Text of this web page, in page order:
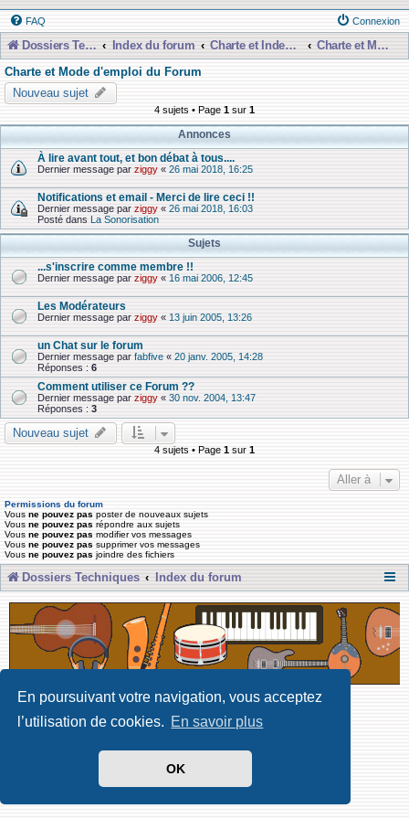
En poursuivant votre navigation, vous acceptez
l’utilisation de cookies. En savoir plus
OK
FAQ Connexion
Dossiers Techniques Index du forum Charte et Index du Forum
Charte et Mode d'emploi du Forum
Charte et Mode d'emploi du Forum
Nouveau sujet
4 sujets • Page 1 sur 1
Annonces
À lire avant tout, et bon débat à tous....
Dernier message par ziggy « 26 mai 2018, 16:25
Notifications et email - Merci de lire ceci !!
Dernier message par ziggy « 26 mai 2018, 16:03
Posté dans La Sonorisation
Sujets
...s'inscrire comme membre !!
Dernier message par ziggy « 16 mai 2006, 12:45
Les Modérateurs
Dernier message par ziggy « 13 juin 2005, 13:26
un Chat sur le forum
Dernier message par fabfive « 20 janv. 2005, 14:28
Réponses : 6
Comment utiliser ce Forum ??
Dernier message par ziggy « 30 nov. 2004, 13:47
Réponses : 3
Nouveau sujet
4 sujets • Page 1 sur 1
Aller à
Permissions du forum
Vous ne pouvez pas poster de nouveaux sujets
Vous ne pouvez pas répondre aux sujets
Vous ne pouvez pas modifier vos messages
Vous ne pouvez pas supprimer vos messages
Vous ne pouvez pas joindre des fichiers
Dossiers Techniques Index du forum
Traduit par phpBB-fr